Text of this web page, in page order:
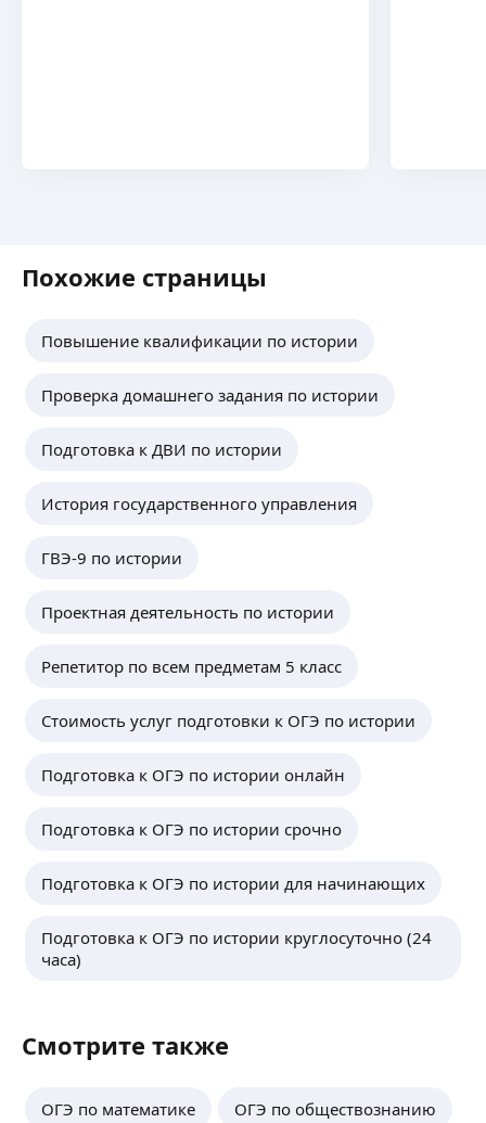
Анастасия Н.
Для занятий в летний период
ещё
4,88·74отзыва
На занятия в группе до 2 человек.
5,0 ·12отзывов
- 20 % на летние занятия.
ещё
Похожие страницы
Повышение квалификации по истории
Проверка домашнего задания по истории
Подготовка к ДВИ по истории
История государственного управления
ГВЭ-9 по истории
Проектная деятельность по истории
Репетитор по всем предметам 5 класс
Стоимость услуг подготовки к ОГЭ по истории
Подготовка к ОГЭ по истории онлайн
Подготовка к ОГЭ по истории срочно
Подготовка к ОГЭ по истории для начинающих
Подготовка к ОГЭ по истории круглосуточно (24
часа)
Смотрите также
ОГЭ по математике ОГЭ по обществознанию